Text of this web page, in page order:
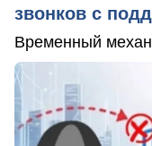
звонков с
Временный